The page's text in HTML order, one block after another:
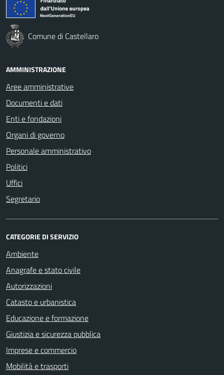
Comune di Castellaro
AMMINISTRAZIONE
Aree amministrative
Documenti e dati
Enti e fondazioni
Organi di governo
Personale amministrativo
Politici
Uffici
Segretario
CATEGORIE DI SERVIZIO
Ambiente
Anagrafe e stato civile
Autorizzazioni
Catasto e urbanistica
Educazione e formazione
Giustizia e sicurezza pubblica
Imprese e commercio
Mobilità e trasporti